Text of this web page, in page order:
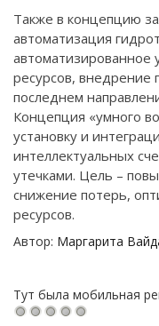
Также в концепцию
автоматизация
автоматизированное
ресурсов, внедрение
последнем
Концепция «умного
установку и
интеллектуальных
утечками. Цель –
снижение потерь,
ресурсов.
Автор: Маргарита
Тут была мобильная